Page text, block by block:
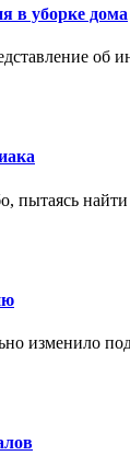
в уборке дома
пытаясь
изменило